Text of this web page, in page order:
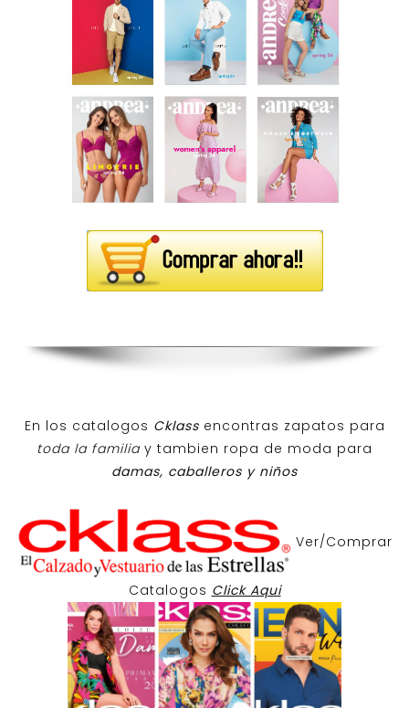
En los catalogos Cklass encontras zapatos para
toda la familiay tambien ropa de moda para
damas, caballeros y niños
Ver/Comprar
Catalogos Click Aqui